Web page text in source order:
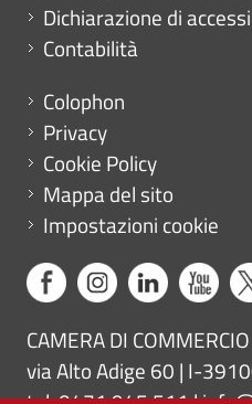
Dichiarazione di
Contabilità
Menu footer
Colophon
Privacy
Cookie Policy
Mappa del sito
Impostazioni cookie
CAMERA DI
via Alto Adige 60 | I-